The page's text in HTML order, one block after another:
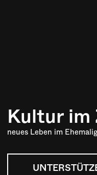
Kultur im
neues Leben im